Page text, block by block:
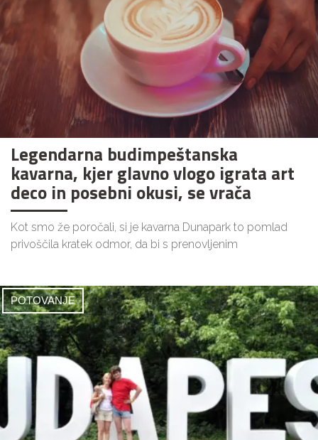
Legendarna budimpeštanska
kavarna, kjer glavno vlogo igrata art
deco in posebni okusi, se vrača
Kot smo že poročali, si je kavarna Dunapark to pomlad
privoščila kratek odmor, da bi s prenovljenim
POTOVANJE